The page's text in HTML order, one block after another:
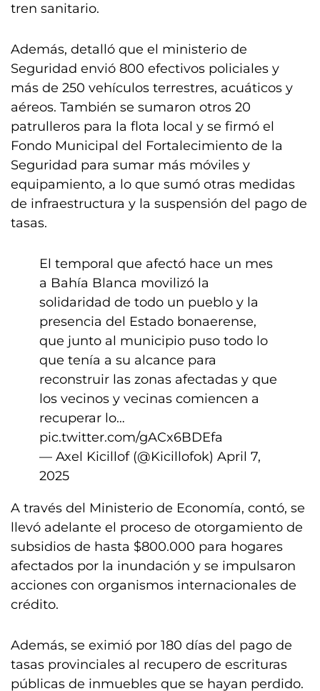
tren sanitario.
Además, detalló que el ministerio de
Seguridad envió 800 efectivos policiales y
más de 250 vehículos terrestres, acuáticos y
aéreos. También se sumaron otros 20
patrulleros para la flota local y se firmó el
Fondo Municipal del Fortalecimiento de la
Seguridad para sumar más móviles y
equipamiento, a lo que sumó otras medidas
de infraestructura y la suspensión del pago de
tasas.
El temporal que afectó hace un mes
a Bahía Blanca movilizó la
solidaridad de todo un pueblo y la
presencia del Estado bonaerense,
que junto al municipio puso todo lo
que tenía a su alcance para
reconstruir las zonas afectadas y que
los vecinos y vecinas comiencen a
recuperar lo…
pic.twitter.com/gACx6BDEfa
— Axel Kicillof (@Kicillofok) April 7,
2025
A través del Ministerio de Economía, contó, se
llevó adelante el proceso de otorgamiento de
subsidios de hasta $800.000 para hogares
afectados por la inundación y se impulsaron
acciones con organismos internacionales de
crédito.
Además, se eximió por 180 días del pago de
tasas provinciales al recupero de escrituras
públicas de inmuebles que se hayan perdido.